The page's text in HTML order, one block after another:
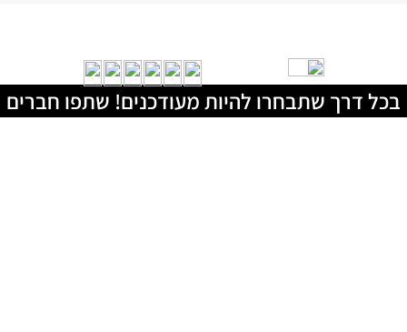
בכל דרך שתבחרו להיות מעודכנים! שתפו חברים